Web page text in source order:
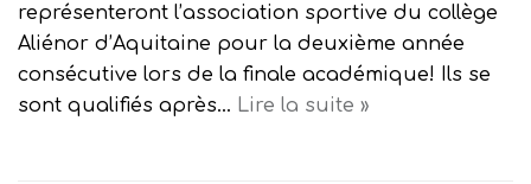
représenteront l’association sportive du collège
Aliénor d’Aquitaine pour la deuxième année
consécutive lors de la finale académique! Ils se
sont qualifiés après… Lire la suite »